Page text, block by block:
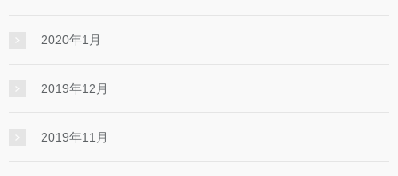
2020年1月
2019年12月
2019年11月